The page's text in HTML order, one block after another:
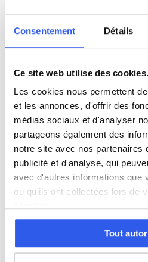
Consentement Détails
Ce site web utilise des cookies.
Les cookies nous permettent
et les annonces, d'offrir des
médias sociaux et d'analyser
partageons également des
notre site avec nos partenaires
publicité et d'analyse, qui
avec d'autres informations que
ou qu'ils ont collectées lors de
Tout
Histoire
Économie
Espagnol
Allemand
Cours par niveau